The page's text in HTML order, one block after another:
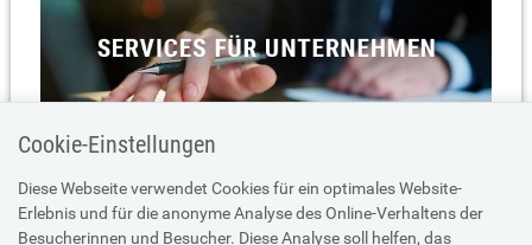
Cookie-Einstellungen
Diese Webseite verwendet Cookies für ein optimales Website-
Erlebnis und für die anonyme Analyse des Online-Verhaltens der
Besucherinnen und Besucher. Diese Analyse soll helfen, das